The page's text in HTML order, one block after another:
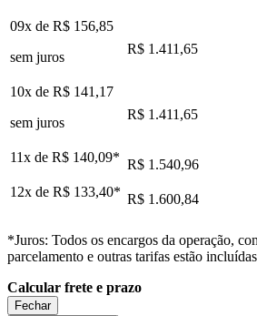
09x de R$ 156,85
sem juros
R$ 1.411,65
10x de R$ 141,17
sem juros
R$ 1.411,65
11x de R$ 140,09* R$ 1.540,96
12x de R$ 133,40* R$ 1.600,84
*Juros: Todos os encargos da operação,
parcelamento e outras tarifas estão
Calcular frete e prazo
Fechar